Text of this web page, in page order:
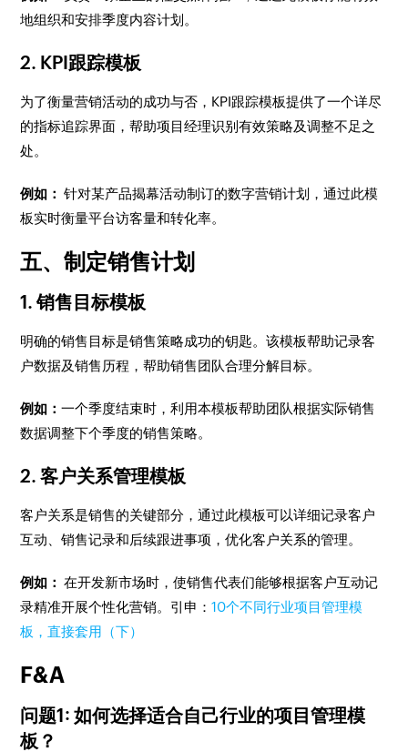
地组织和安排季度内容计划。
2. KPI跟踪模板
为了衡量营销活动的成功与否，KPI跟踪模板提供了一个详尽
的指标追踪界面，帮助项目经理识别有效策略及调整不足之
处。
例如：针对某产品揭幕活动制订的数字营销计划，通过此模
板实时衡量平台访客量和转化率。
五、制定销售计划
1. 销售目标模板
明确的销售目标是销售策略成功的钥匙。该模板帮助记录客
户数据及销售历程，帮助销售团队合理分解目标。
例如：一个季度结束时，利用本模板帮助团队根据实际销售
数据调整下个季度的销售策略。
2. 客户关系管理模板
客户关系是销售的关键部分，通过此模板可以详细记录客户
互动、销售记录和后续跟进事项，优化客户关系的管理。
例如：在开发新市场时，使销售代表们能够根据客户互动记
录精准开展个性化营销。引申：10个不同行业项目管理模
板，直接套用（下）
F&A
问题1: 如何选择适合自己行业的项目管理模
板？